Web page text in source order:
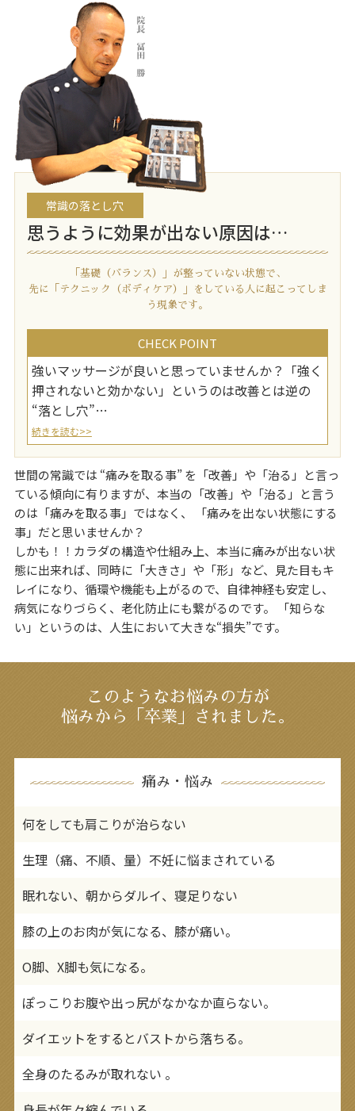
常識の落とし穴
思うように効果が出ない原因は…
「基礎（バランス）」が整っていない状態で、
先に「テクニック（ボディケア）」をしている人に起こってしま
う現象です。
CHECK POINT
強いマッサージが良いと思っていませんか？「強く
押されないと効かない」というのは改善とは逆の
“落とし穴”…
続きを読む>>
世間の常識では “痛みを取る事” を「改善」や「治る」と言っ
ている傾向に有りますが、本当の「改善」や「治る」と言う
のは「痛みを取る事」ではなく、 「痛みを出ない状態にする
事」だと思いませんか？
しかも！！カラダの構造や仕組み上、本当に痛みが出ない状
態に出来れば、同時に「大きさ」や「形」など、見た目もキ
レイになり、循環や機能も上がるので、自律神経も安定し、
病気になりづらく、老化防止にも繋がるのです。 「知らな
い」というのは、人生において大きな“損失”です。
このようなお悩みの方が
悩みから「卒業」されました。
痛み・悩み
何をしても肩こりが治らない
生理（痛、不順、量）不妊に悩まされている
眠れない、朝からダルイ、寝足りない
膝の上のお肉が気になる、膝が痛い。
O脚、X脚も気になる。
ぽっこりお腹や出っ尻がなかなか直らない。
ダイエットをするとバストから落ちる。
全身のたるみが取れない 。